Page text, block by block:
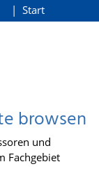
Start
browsen
und
Fachgebiet